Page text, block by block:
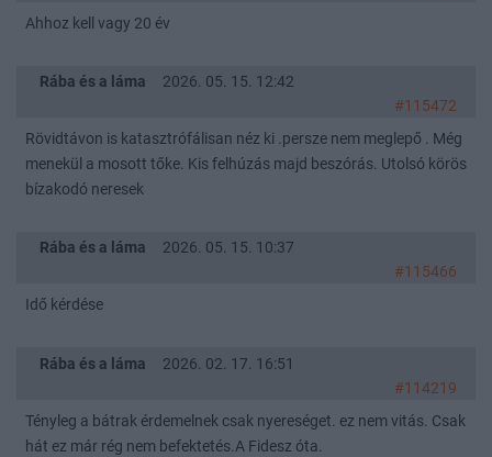
Ahhoz kell vagy 20 év
Rába és a láma
2026. 05. 15. 12:42
#115472
Rövidtávon is katasztrófálisan néz ki .persze nem meglepő . Még
menekül a mosott tőke. Kis felhúzás majd beszórás. Utolsó körös
bízakodó neresek
Rába és a láma
2026. 05. 15. 10:37
#115466
Idő kérdése
Rába és a láma
2026. 02. 17. 16:51
#114219
Tényleg a bátrak érdemelnek csak nyereséget. ez nem vitás. Csak
hát ez már rég nem befektetés.A Fidesz óta.